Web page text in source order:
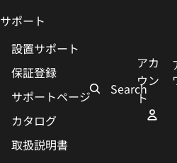
サポート
設置サポート
保証登録
サポートページ
カタログ
取扱説明書
Search
アカ
ウン
ト